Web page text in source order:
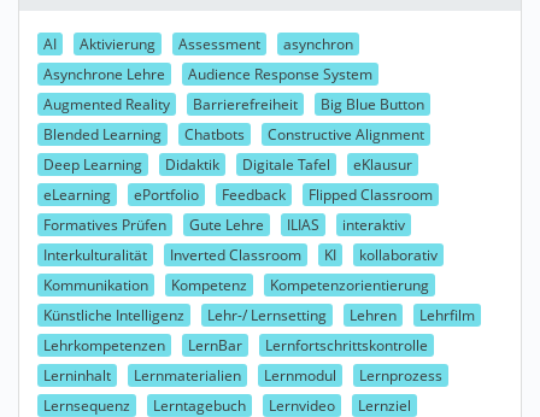
AI Aktivierung Assessment
asynchron
Asynchrone Lehre
Audience Response System
Augmented Reality
Barrierefreiheit
Big Blue Button
Blended Learning
Chatbots
Constructive Alignment
Deep Learning
Didaktik Digitale Tafel
eKlausur
eLearning
ePortfolio Feedback
Flipped Classroom
Formatives Prüfen
Gute Lehre ILIAS
interaktiv
Interkulturalität
Inverted Classroom KI
kollaborativ
Kommunikation
Kompetenz
Kompetenzorientierung
Künstliche Intelligenz
Lehr-/ Lernsetting Lehren
Lehrfilm
Lehrkompetenzen
LernBar
Lernfortschrittskontrolle
Lerninhalt
Lernmaterialien Lernmodul
Lernprozess
Lernsequenz
Lerntagebuch Lernvideo
Lernziel